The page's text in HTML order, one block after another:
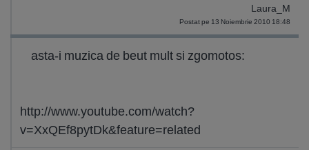
Laura_M
Postat pe 13 Noiembrie 2010 18:48
asta-i muzica de beut mult si zgomotos:
http://www.youtube.com/watch?
v=XxQEf8pytDk&feature=related